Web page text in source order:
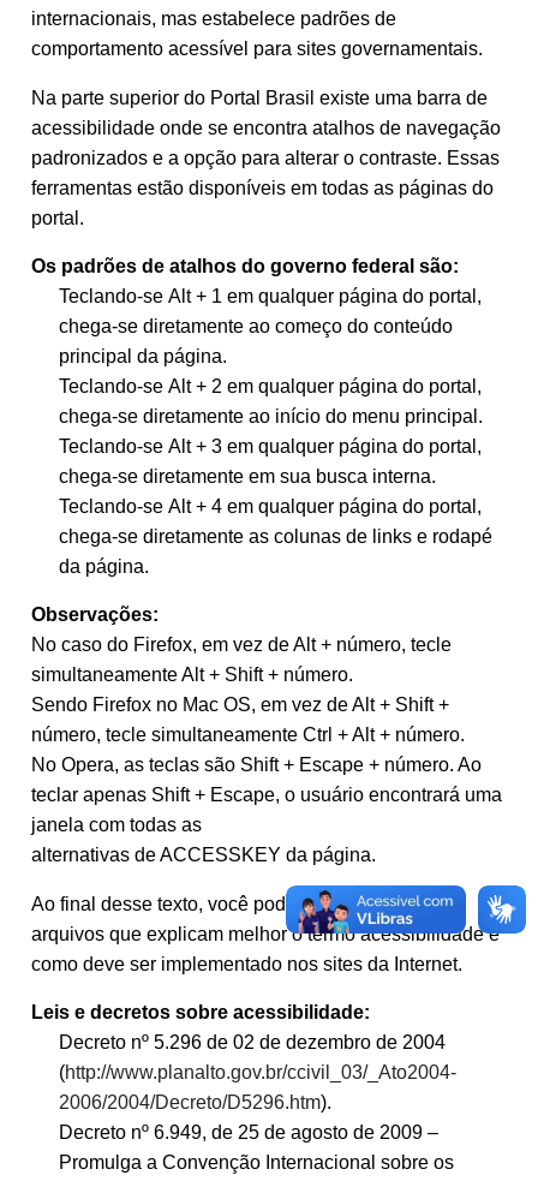
internacionais, mas estabelece padrões de
comportamento acessível para sites governamentais.
Na parte superior do Portal Brasil existe uma barra de
acessibilidade onde se encontra atalhos de navegação
padronizados e a opção para alterar o contraste. Essas
ferramentas estão disponíveis em todas as páginas do
portal.
Os padrões de atalhos do governo federal são:
Teclando-se Alt + 1 em qualquer página do portal,
chega-se diretamente ao começo do conteúdo
principal da página.
Teclando-se Alt + 2 em qualquer página do portal,
chega-se diretamente ao início do menu principal.
Teclando-se Alt + 3 em qualquer página do portal,
chega-se diretamente em sua busca interna.
Teclando-se Alt + 4 em qualquer página do portal,
chega-se diretamente as colunas de links e rodapé
da página.
Observações:
No caso do Firefox, em vez de Alt + número, tecle
simultaneamente Alt + Shift + número.
Sendo Firefox no Mac OS, em vez de Alt + Shift +
número, tecle simultaneamente Ctrl + Alt + número.
No Opera, as teclas são Shift + Escape + número. Ao
teclar apenas Shift + Escape, o usuário encontrará uma
janela com todas as
alternativas de ACCESSKEY da página.
Ao final desse texto, você poderá baixar alguns
arquivos que explicam melhor o termo acessibilidade e
como deve ser implementado nos sites da Internet.
Leis e decretos sobre acessibilidade:
Decreto nº 5.296 de 02 de dezembro de 2004
(http://www.planalto.gov.br/ccivil_03/_Ato2004-
2006/2004/Decreto/D5296.htm).
Decreto nº 6.949, de 25 de agosto de 2009 –
Promulga a Convenção Internacional sobre os